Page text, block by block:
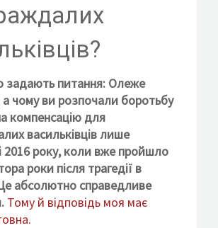
ВСТУП ДО ФОНДУ
задають питання: Олеже
а чому ви розпочали боротьбу
компенсацію для
васильківців лише
2016 року, коли вже пройшло
роки після трагедії в
абсолютно справедливе
Тому й відповідь моя має